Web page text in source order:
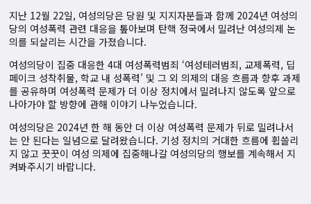
지난 12월 22일, 여성의당은 당원 및 지지자분들과 함께 2024년 여성의
당의 여성폭력 관련 대응을 톺아보며 탄핵 정국에서 밀려난 여성의제 논
의를 되살리는 시간을 가졌습니다.
여성의당이 집중 대응한 4대 여성폭력범죄 ‘여성테러범죄, 교제폭력, 딥
페이크 성착취물, 학교 내 성폭력’ 및 그 외 의제의 대응 흐름과 향후 과제
를 공유하며 여성폭력 문제가 더 이상 정치에서 밀려나지 않도록 앞으로
나아가야 할 방향에 관해 이야기 나누었습니다.
여성의당은 2024년 한 해 동안 더 이상 여성폭력 문제가 뒤로 밀려나서
는 안 된다는 일념으로 달려왔습니다. 기성 정치의 거대한 흐름에 휩쓸리
지 않고 꿋꿋이 여성 의제에 집중해나갈 여성의당의 행보를 계속해서 지
켜봐주시기 바랍니다.